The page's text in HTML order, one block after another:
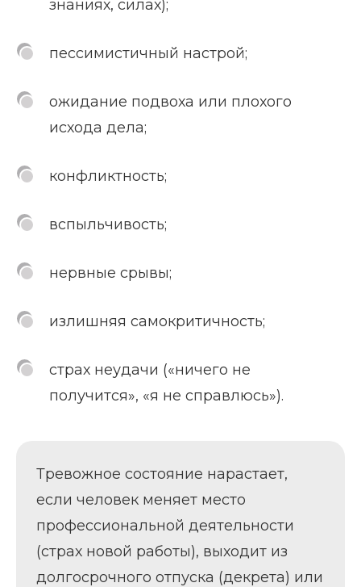
знаниях, силах);
пессимистичный настрой;
ожидание подвоха или плохого
исхода дела;
конфликтность;
вспыльчивость;
нервные срывы;
излишняя самокритичность;
страх неудачи («ничего не
получится», «я не справлюсь»).
Тревожное состояние нарастает,
если человек меняет место
профессиональной деятельности
(страх новой работы), выходит из
долгосрочного отпуска (декрета) или